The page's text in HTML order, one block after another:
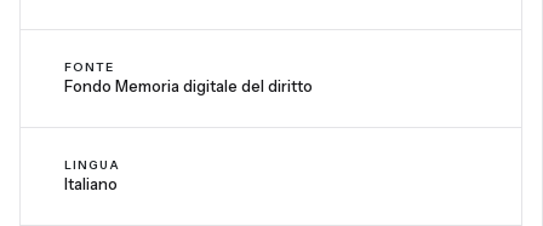
FONTE
Fondo Memoria digitale del diritto
LINGUA
Italiano